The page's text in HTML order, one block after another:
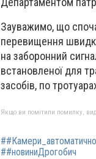
Зауважимо, що
перевищення
на заборонний
встановленої для
засобів, по
Якщо ви помітили помилку,
##новиниДрогобич